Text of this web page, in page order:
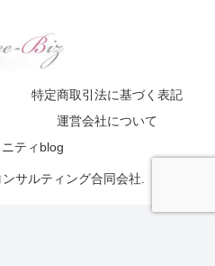
特定商取引法に基づく表記
運営会社について
ティblog
サルティング合同会社.